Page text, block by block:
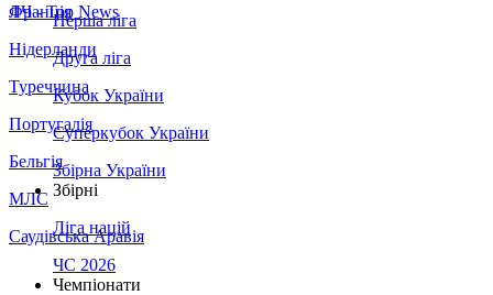
Франція
Нідерланди
Туреччина
Португалія
Бельгія
МЛС
Саудівська Аравія
ЛЧ - Top News
Перша ліга
Друга ліга
Кубок України
Суперкубок України
Збірна України
Збірні
Ліга націй
ЧС 2026
Чемпіонати